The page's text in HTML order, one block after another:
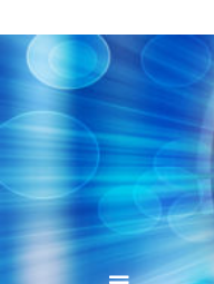
to
content